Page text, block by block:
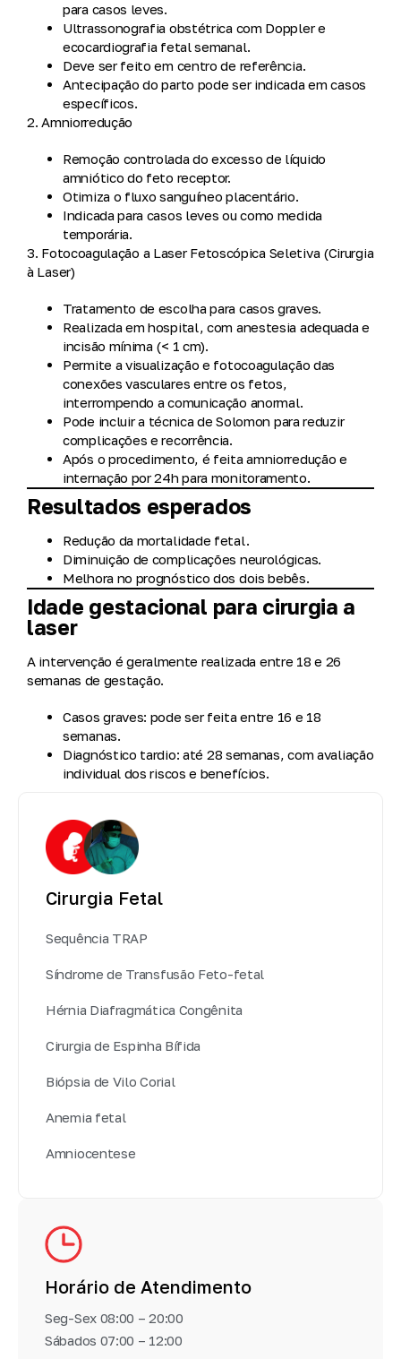
Cirurgia Fetal
Sequência TRAP
Síndrome de Transfusão Feto-fetal
Hérnia Diafragmática Congênita
Cirurgia de Espinha Bífida
Biópsia de Vilo Corial
Anemia fetal
Amniocentese
Horário de Atendimento
Seg-Sex 08:00 – 20:00
Sábados 07:00 – 12:00
para casos leves.
Ultrassonografia obstétrica com Doppler e
ecocardiografia fetal semanal.
Deve ser feito em centro de referência.
Antecipação do parto pode ser indicada em casos
específicos.
2. Amniorredução
Remoção controlada do excesso de líquido
amniótico do feto receptor.
Otimiza o fluxo sanguíneo placentário.
Indicada para casos leves ou como medida
temporária.
3. Fotocoagulação a Laser Fetoscópica Seletiva (Cirurgia
à Laser)
Tratamento de escolha para casos graves.
Realizada em hospital, com anestesia adequada e
incisão mínima (< 1 cm).
Permite a visualização e fotocoagulação das
conexões vasculares entre os fetos,
interrompendo a comunicação anormal.
Pode incluir a técnica de Solomon para reduzir
complicações e recorrência.
Após o procedimento, é feita amniorredução e
internação por 24h para monitoramento.
Resultados esperados
Redução da mortalidade fetal.
Diminuição de complicações neurológicas.
Melhora no prognóstico dos dois bebês.
Idade gestacional para cirurgia a
laser
A intervenção é geralmente realizada entre 18 e 26
semanas de gestação.
Casos graves: pode ser feita entre 16 e 18
semanas.
Diagnóstico tardio: até 28 semanas, com avaliação
individual dos riscos e benefícios.